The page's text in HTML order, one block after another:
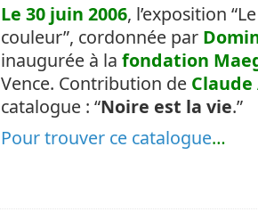
Le 30 juin 2006, l’exposition
couleur”, cordonnée par
inaugurée à la fondation
Vence. Contribution de Claude
catalogue : “Noire est la vie.”
Pour trouver ce catalogue…